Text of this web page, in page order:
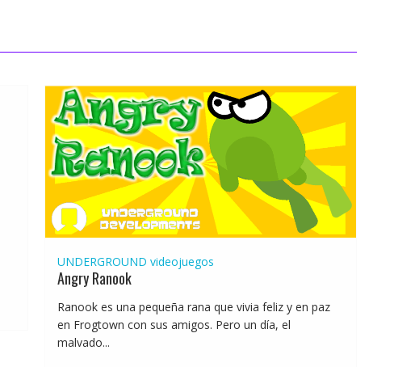
UNDERGROUND videojuegos
Angry Ranook
Ranook es una pequeña rana que vivia feliz y en paz
en Frogtown con sus amigos. Pero un día, el
malvado...